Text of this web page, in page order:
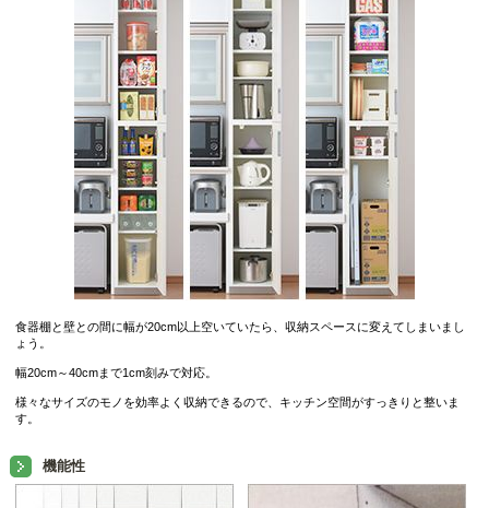
食器棚と壁との間に幅が20cm以上空いていたら、収納スペースに変えてしまいまし
ょう。
幅20cm～40cmまで1cm刻みで対応。
様々なサイズのモノを効率よく収納できるので、キッチン空間がすっきりと整いま
す。
機能性